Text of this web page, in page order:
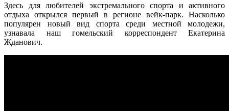
Здесь для любителей экстремального спорта и активного
отдыха открылся первый в регионе вейк-парк. Насколько
популярен новый вид спорта среди местной молодежи,
узнавала наш гомельский корреспондент Екатерина
Жданович.